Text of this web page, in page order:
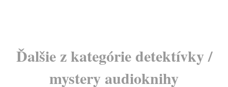
Ďalšie z kategórie detektívky /
mystery audioknihy